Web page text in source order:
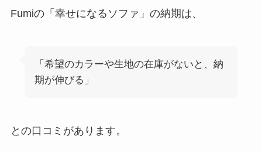
Fumiの「幸せになるソファ」の納期は、
「希望のカラーや生地の在庫がないと、納
期が伸びる」
との口コミがあります。